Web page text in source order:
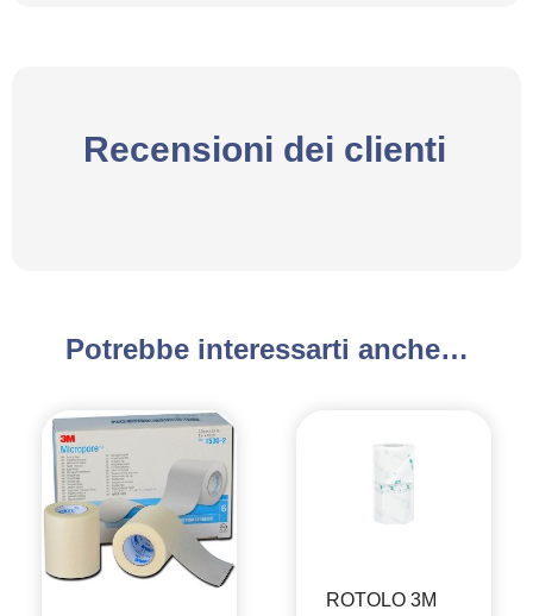
Recensioni dei clienti
Potrebbe interessarti anche…
ROTOLO 3M